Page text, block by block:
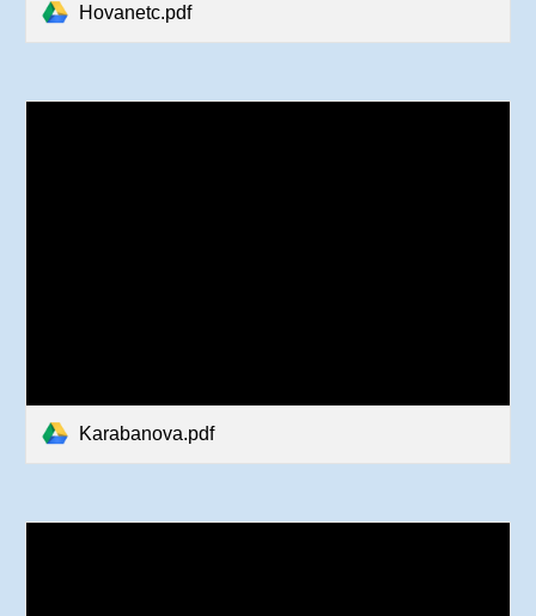
Hovanetc.pdf
Karabanova.pdf